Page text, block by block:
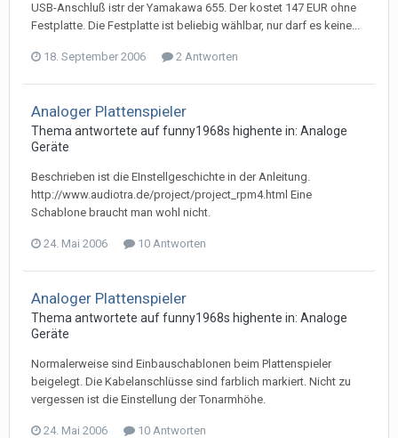
USB-Anschluß istr der Yamakawa 655. Der kostet 147 EUR ohne
Festplatte. Die Festplatte ist beliebig wählbar, nur darf es keine...
18. September 2006 2 Antworten
Analoger Plattenspieler
Thema antwortete auffunny1968s highente in: Analoge
Geräte
Beschrieben ist die EInstellgeschichte in der Anleitung.
http://www.audiotra.de/project/project_rpm4.html Eine
Schablone braucht man wohl nicht.
24. Mai 2006 10 Antworten
Analoger Plattenspieler
Thema antwortete auffunny1968s highente in: Analoge
Geräte
Normalerweise sind Einbauschablonen beim Plattenspieler
beigelegt. Die Kabelanschlüsse sind farblich markiert. Nicht zu
vergessen ist die Einstellung der Tonarmhöhe.
24. Mai 2006 10 Antworten